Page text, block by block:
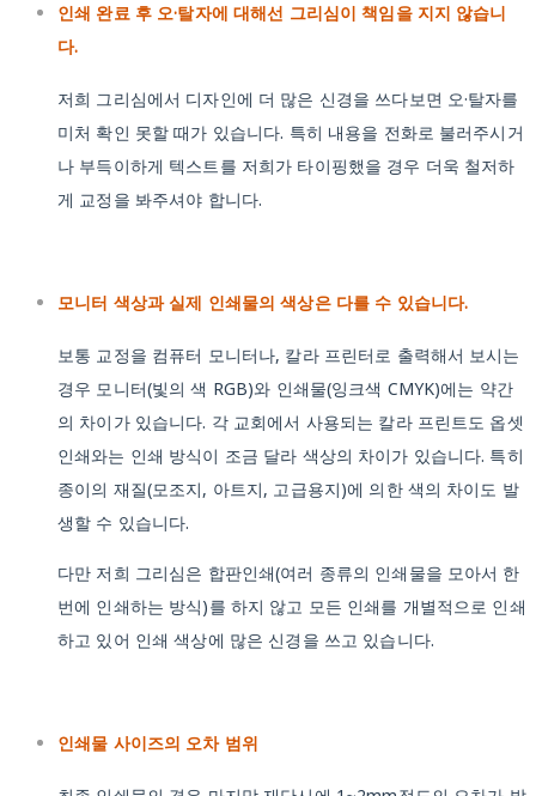
인쇄 완료 후 오·탈자에 대해선 그리심이 책임을 지지 않습니
다.
저희 그리심에서 디자인에 더 많은 신경을 쓰다보면 오·탈자를
미처 확인 못할 때가 있습니다. 특히 내용을 전화로 불러주시거
나 부득이하게 텍스트를 저희가 타이핑했을 경우 더욱 철저하
게 교정을 봐주셔야 합니다.
모니터 색상과 실제 인쇄물의 색상은 다를 수 있습니다.
보통 교정을 컴퓨터 모니터나, 칼라 프린터로 출력해서 보시는
경우 모니터(빛의 색 RGB)와 인쇄물(잉크색 CMYK)에는 약간
의 차이가 있습니다. 각 교회에서 사용되는 칼라 프린트도 옵셋
인쇄와는 인쇄 방식이 조금 달라 색상의 차이가 있습니다. 특히
종이의 재질(모조지, 아트지, 고급용지)에 의한 색의 차이도 발
생할 수 있습니다.
다만 저희 그리심은 합판인쇄(여러 종류의 인쇄물을 모아서 한
번에 인쇄하는 방식)를 하지 않고 모든 인쇄를 개별적으로 인쇄
하고 있어 인쇄 색상에 많은 신경을 쓰고 있습니다.
인쇄물 사이즈의 오차 범위